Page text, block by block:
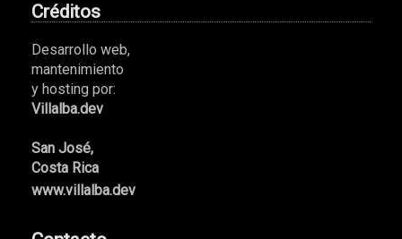
Créditos
Desarrollo web,
mantenimiento
y hosting por:
Villalba.dev
San José,
Costa Rica
www.villalba.dev